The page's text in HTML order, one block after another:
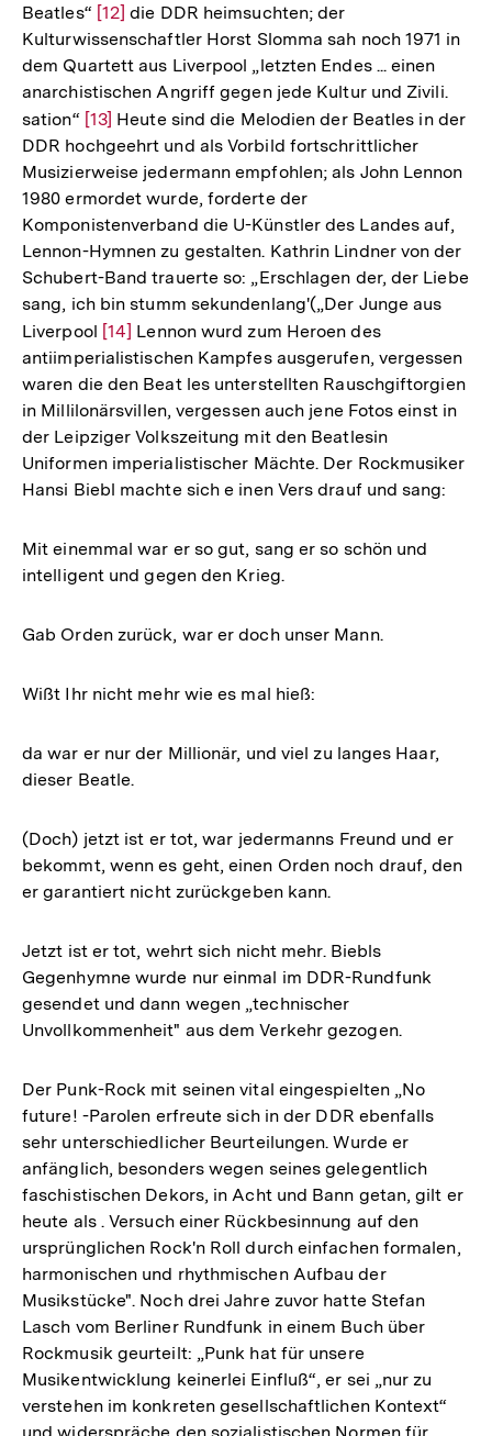
Beatles“ Zur
Auflösung
der
Fußnote
[12] die DDR heimsuchten; der
Kulturwissenschaftler Horst Slomma sah noch 1971 in
dem Quartett aus Liverpool „letzten Endes ... einen
anarchistischen Angriff gegen jede Kultur und Zivili.
sation“ Zur
Auflösung
der
Fußnote
[13] Heute sind die Melodien der Beatles in der
DDR hochgeehrt und als Vorbild fortschrittlicher
Musizierweise jedermann empfohlen; als John Lennon
1980 ermordet wurde, forderte der
Komponistenverband die U-Künstler des Landes auf,
Lennon-Hymnen zu gestalten. Kathrin Lindner von der
Schubert-Band trauerte so: „Erschlagen der, der Liebe
sang, ich bin stumm sekundenlang'(„Der Junge aus
Liverpool Zur
Auflösung
der
Fußnote
[14] Lennon wurd zum Heroen des
antiimperialistischen Kampfes ausgerufen, vergessen
waren die den Beat les unterstellten Rauschgiftorgien
in Millilonärsvillen, vergessen auch jene Fotos einst in
der Leipziger Volkszeitung mit den Beatlesin
Uniformen imperialistischer Mächte. Der Rockmusiker
Hansi Biebl machte sich e inen Vers drauf und sang:
Mit einemmal war er so gut, sang er so schön und
intelligent und gegen den Krieg.
Gab Orden zurück, war er doch unser Mann.
Wißt Ihr nicht mehr wie es mal hieß:
da war er nur der Millionär, und viel zu langes Haar,
dieser Beatle.
(Doch) jetzt ist er tot, war jedermanns Freund und er
bekommt, wenn es geht, einen Orden noch drauf, den
er garantiert nicht zurückgeben kann.
Jetzt ist er tot, wehrt sich nicht mehr. Biebls
Gegenhymne wurde nur einmal im DDR-Rundfunk
gesendet und dann wegen „technischer
Unvollkommenheit" aus dem Verkehr gezogen.
Der Punk-Rock mit seinen vital eingespielten „No
future! -Parolen erfreute sich in der DDR ebenfalls
sehr unterschiedlicher Beurteilungen. Wurde er
anfänglich, besonders wegen seines gelegentlich
faschistischen Dekors, in Acht und Bann getan, gilt er
heute als . Versuch einer Rückbesinnung auf den
ursprünglichen Rock'n Roll durch einfachen formalen,
harmonischen und rhythmischen Aufbau der
Musikstücke". Noch drei Jahre zuvor hatte Stefan
Lasch vom Berliner Rundfunk in einem Buch über
Rockmusik geurteilt: „Punk hat für unsere
Musikentwicklung keinerlei Einfluß“, er sei „nur zu
verstehen im konkreten gesellschaftlichen Kontext“
und widerspräche den sozialistischen Normen für